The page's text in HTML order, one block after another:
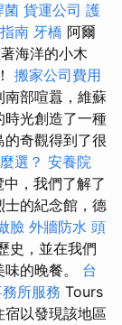
菌 貨運公司 護
南 牙橋 阿爾
海洋的小木
搬家公司費用
南部喧囂，維蘇
時光創造了一種
奇觀得到了很
選？ 安養院
，我們了解了
士的紀念館，德
臉 外牆防水 頭
史，並在我們
的晚餐。 台
所服務 Tours
以發現該地區